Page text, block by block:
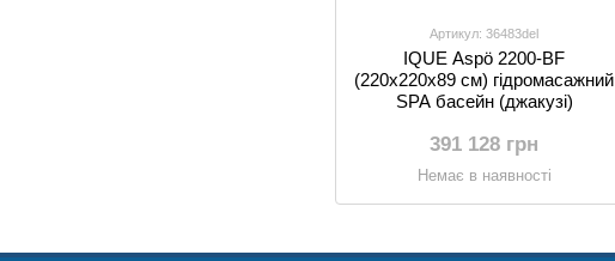
Артикул: 36483del
IQUE Aspö 2200-BF
(220х220x89 см) гідромасажний
SPA басейн (джакузі)
391 128 грн
Немає в наявності